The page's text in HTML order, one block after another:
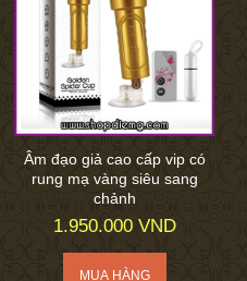
Âm đạo giả cao cấp vip có
rung mạ vàng siêu sang
chảnh
1.950.000 VND